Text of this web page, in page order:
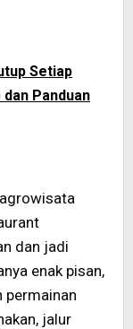
Setiap
Panduan
dan jadi
enak pisan,
permainan
jalur